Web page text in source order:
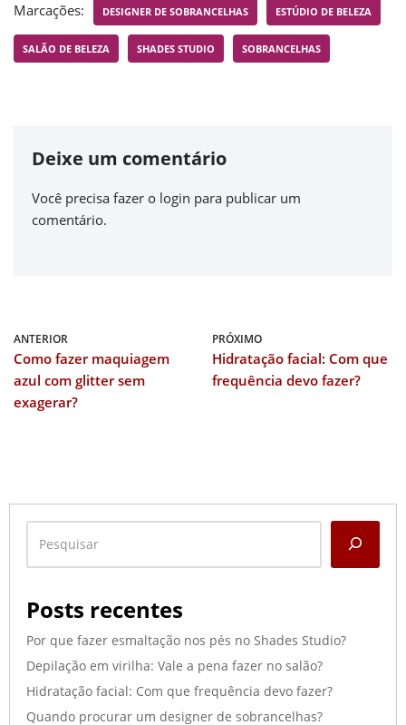
Marcações: DESIGNER DE SOBRANCELHAS ESTÚDIO DE BELEZA
SALÃO DE BELEZA SHADES STUDIO SOBRANCELHAS
Deixe um comentário
Você precisa fazer o login para publicar um
comentário.
ANTERIOR
Como fazer maquiagem
azul com glitter sem
exagerar?
PRÓXIMO
Hidratação facial: Com que
frequência devo fazer?
Posts recentes
Por que fazer esmaltação nos pés no Shades Studio?
Depilação em virilha: Vale a pena fazer no salão?
Hidratação facial: Com que frequência devo fazer?
Quando procurar um designer de sobrancelhas?